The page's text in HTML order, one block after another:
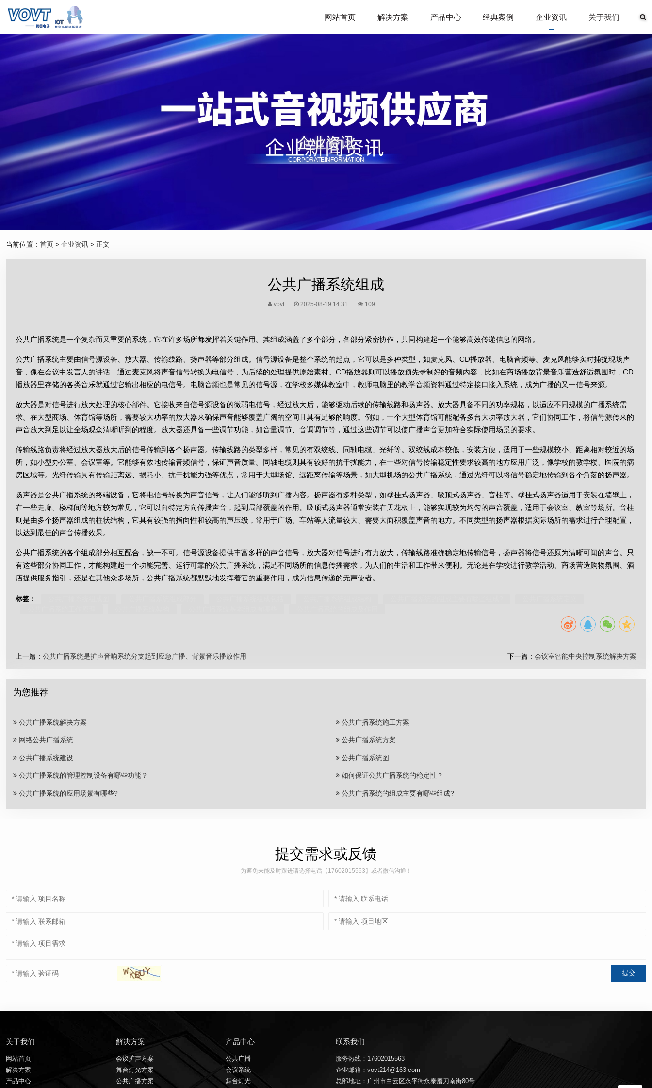
网站首页 解决方案 产品中心 经典案例 企业资讯 关于我们
企业资讯
CORPORATEINFORMATION
当前位置： 首页 > 企业资讯 > 正文
公共广播系统组成
vovt 2025-08-19 14:31 109
公共广播系统是一个复杂而又重要的系统，它在许多场所都发挥着关键作用。其组成涵盖了多个部分，各部分紧密协作，共同构建起一个能够高效传递信息的网络。
公共广播系统主要由信号源设备、放大器、传输线路、扬声器等部分组成。信号源设备是整个系统的起点，它可以是多种类型，如麦克风、CD播放器、电脑音频等。麦克风能够实时捕捉现场声
音，像在会议中发言人的讲话，通过麦克风将声音信号转换为电信号，为后续的处理提供原始素材。CD播放器则可以播放预先录制好的音频内容，比如在商场播放背景音乐营造舒适氛围时，CD
播放器里存储的各类音乐就通过它输出相应的电信号。电脑音频也是常见的信号源，在学校多媒体教室中，教师电脑里的教学音频资料通过特定接口接入系统，成为广播的又一信号来源。
放大器是对信号进行放大处理的核心部件。它接收来自信号源设备的微弱电信号，经过放大后，能够驱动后续的传输线路和扬声器。放大器具备不同的功率规格，以适应不同规模的广播系统需
求。在大型商场、体育馆等场所，需要较大功率的放大器来确保声音能够覆盖广阔的空间且具有足够的响度。例如，一个大型体育馆可能配备多台大功率放大器，它们协同工作，将信号源传来的
声音放大到足以让全场观众清晰听到的程度。放大器还具备一些调节功能，如音量调节、音调调节等，通过这些调节可以使广播声音更加符合实际使用场景的要求。
传输线路负责将经过放大器放大后的信号传输到各个扬声器。传输线路的类型多样，常见的有双绞线、同轴电缆、光纤等。双绞线成本较低，安装方便，适用于一些规模较小、距离相对较近的场
所，如小型办公室、会议室等。它能够有效地传输音频信号，保证声音质量。同轴电缆则具有较好的抗干扰能力，在一些对信号传输稳定性要求较高的地方应用广泛，像学校的教学楼、医院的病
房区域等。光纤传输具有传输距离远、损耗小、抗干扰能力强等优点，常用于大型场馆、远距离传输等场景，如大型机场的公共广播系统，通过光纤可以将信号稳定地传输到各个角落的扬声器。
扬声器是公共广播系统的终端设备，它将电信号转换为声音信号，让人们能够听到广播内容。扬声器有多种类型，如壁挂式扬声器、吸顶式扬声器、音柱等。壁挂式扬声器适用于安装在墙壁上，
在一些走廊、楼梯间等地方较为常见，它可以向特定方向传播声音，起到局部覆盖的作用。吸顶式扬声器通常安装在天花板上，能够实现较为均匀的声音覆盖，适用于会议室、教室等场所。音柱
则是由多个扬声器组成的柱状结构，它具有较强的指向性和较高的声压级，常用于广场、车站等人流量较大、需要大面积覆盖声音的地方。不同类型的扬声器根据实际场所的需求进行合理配置，
以达到最佳的声音传播效果。
公共广播系统的各个组成部分相互配合，缺一不可。信号源设备提供丰富多样的声音信号，放大器对信号进行有力放大，传输线路准确稳定地传输信号，扬声器将信号还原为清晰可闻的声音。只
有这些部分协同工作，才能构建起一个功能完善、运行可靠的公共广播系统，满足不同场所的信息传播需求，为人们的生活和工作带来便利。无论是在学校进行教学活动、商场营造购物氛围、酒
店提供服务指引，还是在其他众多场所，公共广播系统都默默地发挥着它的重要作用，成为信息传递的无声使者。
标签：
上一篇： 公共广播系统是扩声音响系统分支起到应急广播、背景音乐播放作用 下一篇： 会议室智能中央控制系统解决方案
为您推荐
公共广播系统解决方案 公共广播系统施工方案
网络公共广播系统 公共广播系统方案
公共广播系统建设 公共广播系统图
公共广播系统的管理控制设备有哪些功能？ 如何保证公共广播系统的稳定性？
公共广播系统的应用场景有哪些? 公共广播系统的组成主要有哪些组成?
提交需求或反馈
为避免未能及时跟进请选择电话【17602015563】或者微信沟通！
关于我们
网站首页
解决方案
产品中心
解决方案
会议扩声方案
舞台灯光方案
公共广播方案
产品中心
公共广播
会议系统
舞台灯光
联系我们
服务热线：17602015563
企业邮箱：vovt214@163.com
总部地址：广州市白云区永平街永泰磨刀南街80号